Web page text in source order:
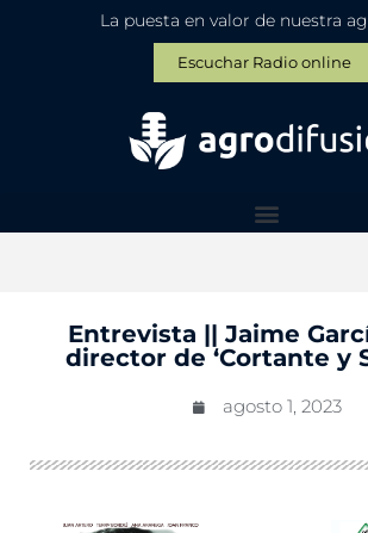
La puesta en valor de nuestra
Escuchar Radio online
Entrevista || Jaime
director de ‘Cortante y
agosto 1, 2023